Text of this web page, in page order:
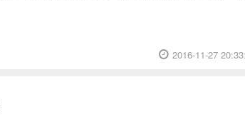
2016-11-27